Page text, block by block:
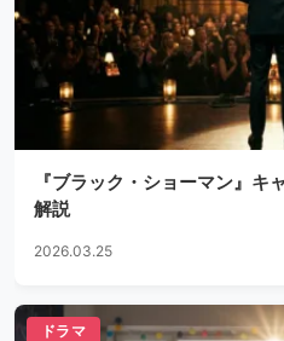
『ブラック・ショーマン』
解説
2026.03.25
ドラマ